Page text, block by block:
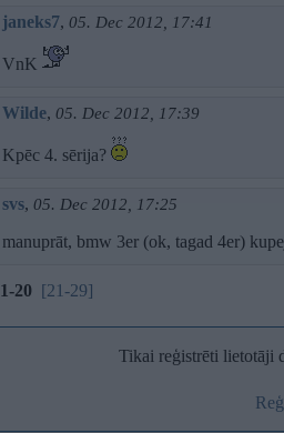
janeks7, 05. Dec 2012, 17:41
VnK
Wilde, 05. Dec 2012, 17:39
Kpēc 4. sērija?
svs, 05. Dec 2012, 17:25
manuprāt, bmw 3er (ok, tagad 4er)
1-20 [21-29]
Tikai reģistrēti lietotāji